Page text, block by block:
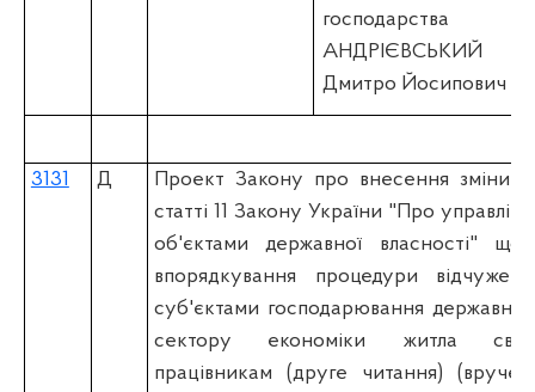
господарства
АНДРІЄВСЬКИЙ
Дмитро Йосипович
3131 Д
Проект Закону про внесення зміни
статті 11 Закону України "Про
об'єктами державної власності"
впорядкування процедури
суб'єктами господарювання
сектору економіки житла
працівникам (друге читання)